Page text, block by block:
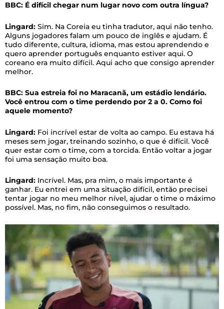
BBC: É difícil chegar num lugar novo com outra língua?
Lingard: Sim. Na Coreia eu tinha tradutor, aqui não tenho.
Alguns jogadores falam um pouco de inglês e ajudam. É
tudo diferente, cultura, idioma, mas estou aprendendo e
quero aprender português enquanto estiver aqui. O
coreano era muito difícil. Aqui acho que consigo aprender
melhor.
BBC: Sua estreia foi no Maracanã, um estádio lendário.
Você entrou com o time perdendo por 2 a 0. Como foi
aquele momento?
Lingard: Foi incrível estar de volta ao campo. Eu estava há
meses sem jogar, treinando sozinho, o que é difícil. Você
quer estar com o time, com a torcida. Então voltar a jogar
foi uma sensação muito boa.
Lingard: Incrível. Mas, pra mim, o mais importante é
ganhar. Eu entrei em uma situação difícil, então precisei
tentar jogar no meu melhor nível, ajudar o time o máximo
possível. Mas, no fim, não conseguimos o resultado.